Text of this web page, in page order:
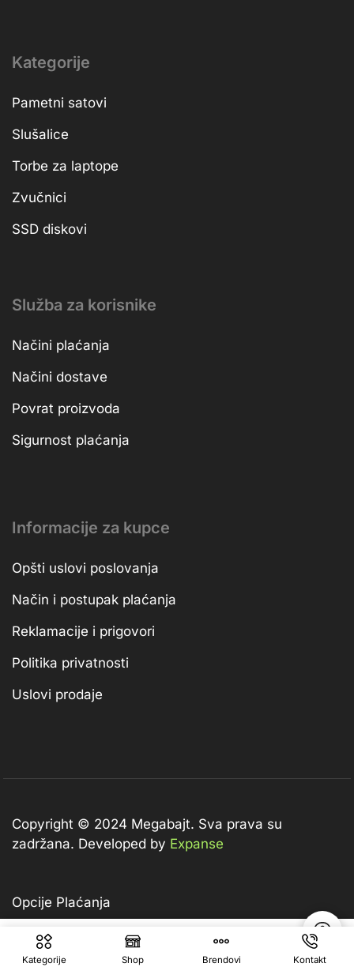
KM Dodaj U Korpu
Kategorije Shop Brendovi Kontakt
Kategorije
Pametni satovi
Slušalice
Torbe za laptope
Zvučnici
SSD diskovi
Služba za korisnike
Načini plaćanja
Načini dostave
Povrat proizvoda
Sigurnost plaćanja
Informacije za kupce
Opšti uslovi poslovanja
Način i postupak plaćanja
Reklamacije i prigovori
Politika privatnosti
Uslovi prodaje
Copyright © 2024 Megabajt. Sva prava su
zadržana. Developed by Expanse
Opcije Plaćanja